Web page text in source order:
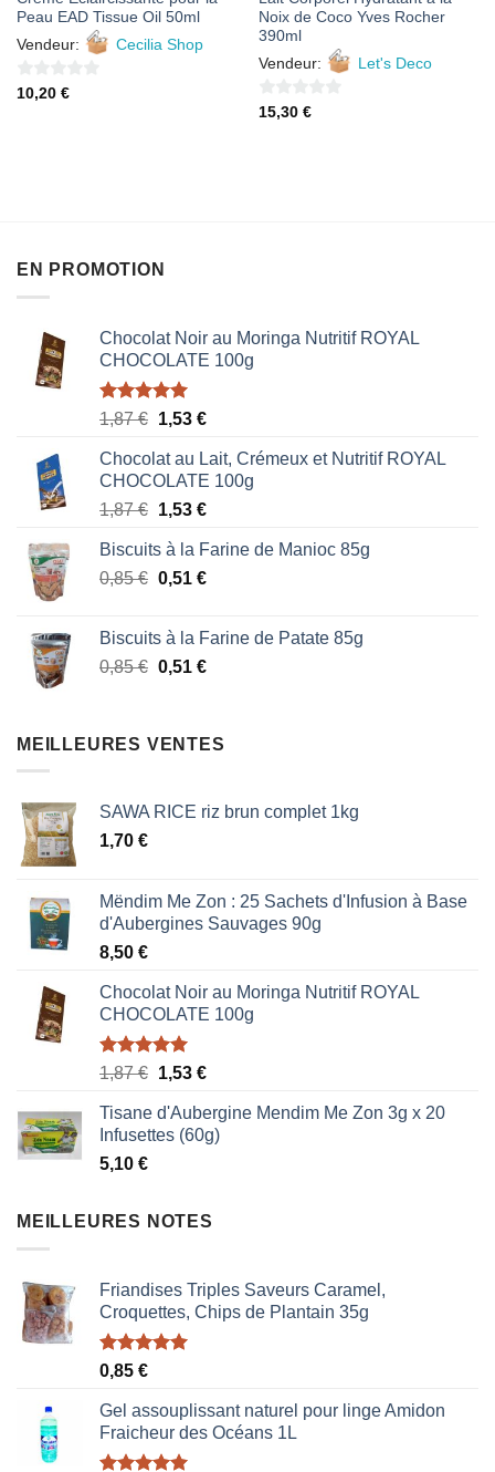
Peau EAD Tissue Oil 50ml
Vendeur:
Cecilia Shop
0
10,20 €
Noix de Coco Yves Rocher
390ml
Vendeur:
Let's Deco
0
15,30 €
EN PROMOTION
Chocolat Noir au Moringa Nutritif ROYAL
CHOCOLATE 100g
Note5.00
sur 5
1,87€ Le
initial
était :
1,87 €.
1,53 €Le
actuel
est :
1,53 €.
Chocolat au Lait, Crémeux et Nutritif ROYAL
CHOCOLATE 100g
1,87€ Le
initial
était :
1,53 €Le
actuel
est :
Biscuits à la Farine de Manioc 85g
0,85€ Le
était :
0,85 €.
0,51 €Le
est :
0,51 €.
Biscuits à la Farine de Patate 85g
0,85€ Le
était :
0,51 €Le
est :
MEILLEURES VENTES
SAWA RICE riz brun complet 1kg
1,70 €
Mëndim Me Zon : 25 Sachets d'Infusion à Base
d'Aubergines Sauvages 90g
8,50 €
Chocolat Noir au Moringa Nutritif ROYAL
CHOCOLATE 100g
Note5.00
1,87€ Le
initial
était :
1,53 €Le
actuel
est :
Tisane d'Aubergine Mendim Me Zon 3g x 20
Infusettes (60g)
5,10 €
MEILLEURES NOTES
Friandises Triples Saveurs Caramel,
Croquettes, Chips de Plantain 35g
Note5.00
sur 5
0,85 €
Gel assouplissant naturel pour linge Amidon
Fraicheur des Océans 1L